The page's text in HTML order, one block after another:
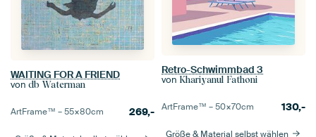
WAITING FOR A FRIEND
von db Waterman
ArtFrame™ –55×80cm 269,-
Retro-Schwimmbad 3
von Khariyanul Fathoni
ArtFrame™ –50×70cm 130,-
Größe & Material selbst wählen